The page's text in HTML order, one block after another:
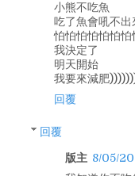
小熊不吃魚
吃了魚會吼不出
怕怕怕怕怕怕怕
我決定了
明天開始
我要來減肥
回覆
回覆
版主 8/05/